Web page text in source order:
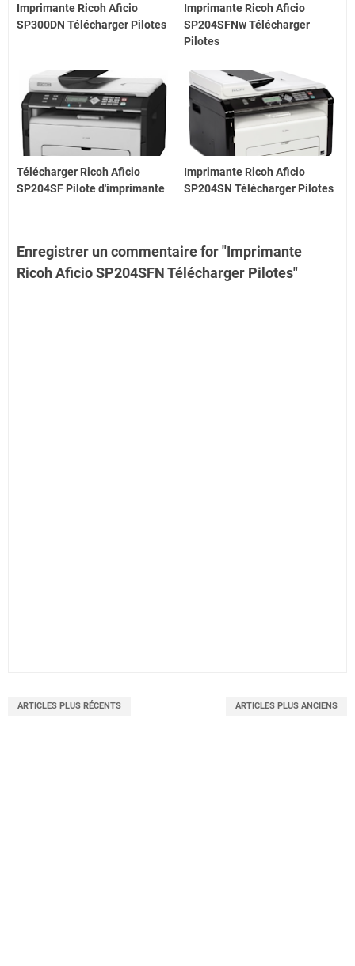
Imprimante Ricoh Aficio
SP300DN Télécharger Pilotes
Imprimante Ricoh Aficio
SP204SFNw Télécharger
Pilotes
Télécharger Ricoh Aficio
SP204SF Pilote d'imprimante
Imprimante Ricoh Aficio
SP204SN Télécharger Pilotes
Enregistrer un commentaire for "Imprimante
Ricoh Aficio SP204SFN Télécharger Pilotes"
ARTICLES PLUS RÉCENTS ARTICLES PLUS ANCIENS